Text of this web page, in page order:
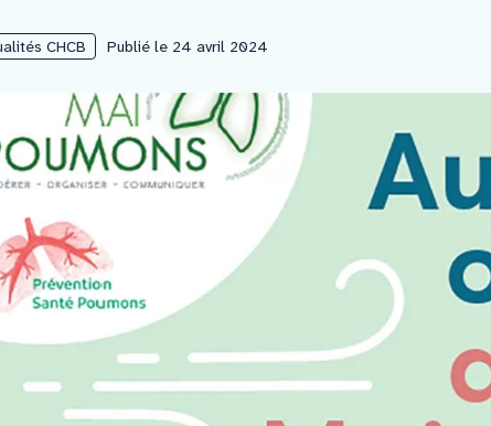
CHCB Publié le 24 avril 2024